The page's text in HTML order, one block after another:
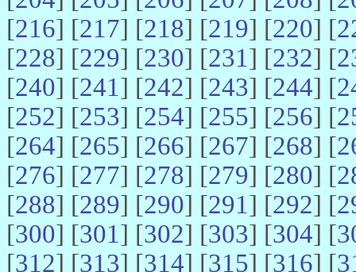
[216] [217] [218] [219] [220] [
[228] [229] [230] [231] [232] [
[240] [241] [242] [243] [244] [
[252] [253] [254] [255] [256] [
[264] [265] [266] [267] [268] [
[276] [277] [278] [279] [280] [
[288] [289] [290] [291] [292] [
[300] [301] [302] [303] [304] [
[312] [313] [314] [315] [316] [